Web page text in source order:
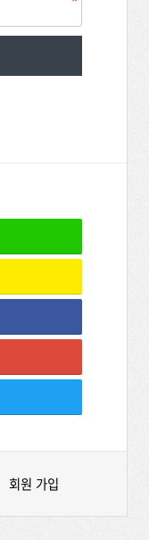
회원 가입